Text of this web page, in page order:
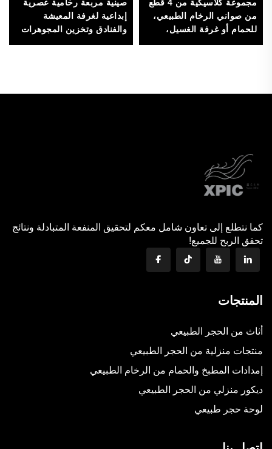
مجموعة كلاسيكية من 4 قطع
من صواني الرخام الطبيعي،
للحمام أو غرفة الغسيل،
صينية مربعة رخامية عصرية
إبداعية لغرفة المعيشة
والفنادق وتخزين المجوهرات
كما نتطلع إلى تعاون شامل معكم لتحقيق المنفعة المتبادلة ونتائج
تحقق الربح للجميع!
المنتجات
أثاث من الحجر الطبيعي
منتجات منزلية من الحجر الطبيعي
إمدادات المطبخ والحمام من الرخام الطبيعي
ديكور منزلي من الحجر الطبيعي
لوحة حجر طبيعي